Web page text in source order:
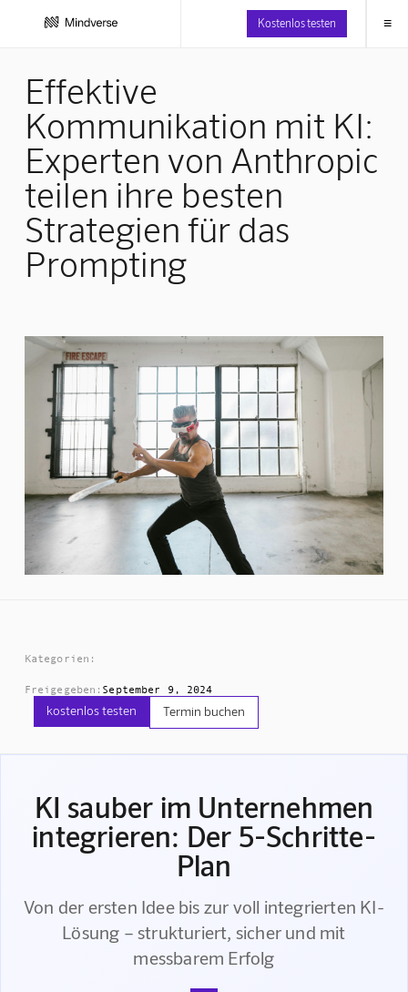
Kostenlos testen ≡
Effektive
Kommunikation mit KI:
Experten von Anthropic
teilen ihre besten
Strategien für das
Prompting
Kategorien:
Freigegeben: September 9, 2024
kostenlos testen Termin buchen
KI sauber im Unternehmen
integrieren: Der 5-Schritte-
Plan
Von der ersten Idee bis zur voll integrierten KI-
Lösung – strukturiert, sicher und mit
messbarem Erfolg